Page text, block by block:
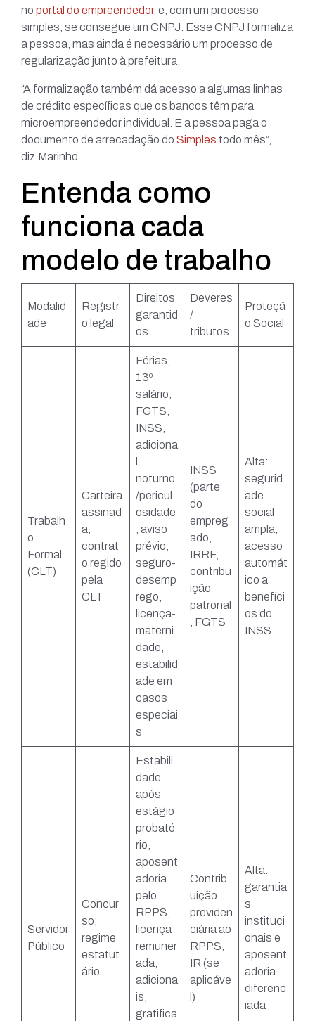
no portal do empreendedor, e, com um processo
simples, se consegue um CNPJ. Esse CNPJ formaliza
a pessoa, mas ainda é necessário um processo de
regularização junto à prefeitura.
“A formalização também dá acesso a algumas linhas
de crédito específicas que os bancos têm para
microempreendedor individual. E a pessoa paga o
documento de arrecadação do Simples todo mês”,
diz Marinho.
Entenda como
funciona cada
modelo de trabalho
Modalid
ade
Registr
o legal
Direitos
garantid
os
Deveres
/
tributos
Proteçã
o Social
Trabalh
o
Formal
(CLT)
Carteira
assinad
a;
contrat
o regido
pela
CLT
Férias,
13º
salário,
FGTS,
INSS,
adiciona
noturno
/pericul
osidade
, aviso
prévio,
seguro-
desemp
rego,
licença-
materni
dade,
estabilid
ade em
casos
especiai
s
INSS
(parte
do
empreg
ado,
IRRF,
contribu
ição
patronal
, FGTS
Alta:
segurid
ade
social
ampla,
acesso
automát
ico a
benefíci
os do
INSS
Servidor
Público
Concur
so;
regime
estatut
ário
Estabili
dade
após
estágio
probató
rio,
aposent
adoria
pelo
RPPS,
licença
remuner
ada,
adiciona
is,
gratifica
Contrib
uição
previden
ciária ao
RPPS,
IR (se
aplicáve
l)
Alta:
garantia
s
instituci
onais e
aposent
adoria
diferenc
iada